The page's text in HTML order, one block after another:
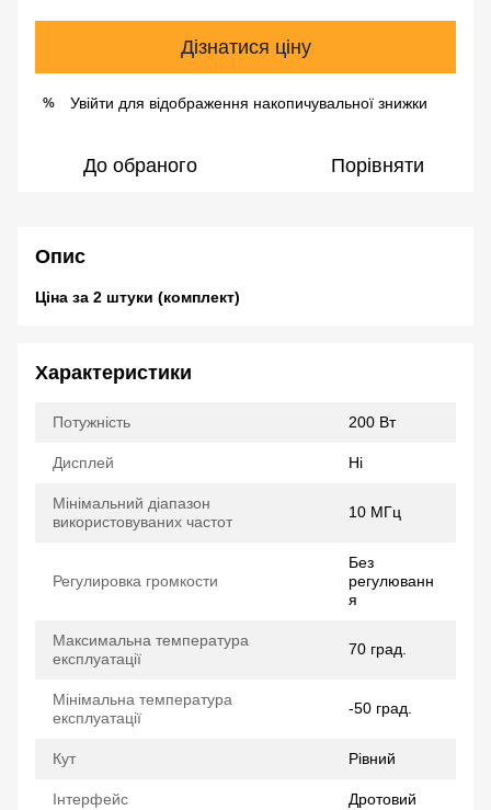
Дізнатися ціну
% Увійти для відображення накопичувальної знижки
До обраного Порівняти
Опис
Ціна за 2 штуки (комплект)
Характеристики
Потужність 200 Вт
Дисплей Ні
Мінімальний діапазон
використовуваних частот
10 МГц
Регулировка громкости
Без
регулюванн
я
Максимальна температура
експлуатації
70 град.
Мінімальна температура
експлуатації
-50 град.
Кут Рівний
Інтерфейс Дротовий